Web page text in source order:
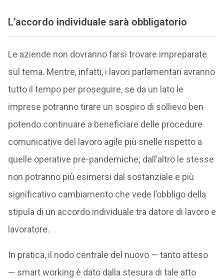
L’accordo individuale sarà obbligatorio
Le aziende non dovranno farsi trovare impreparate
sul tema. Mentre, infatti, i lavori parlamentari avranno
tutto il tempo per proseguire, se da un lato le
imprese potranno tirare un sospiro di sollievo ben
potendo continuare a beneficiare delle procedure
comunicative del lavoro agile più snelle rispetto a
quelle operative pre-pandemiche; dall’altro le stesse
non potranno più esimersi dal sostanziale e più
significativo cambiamento che vede l’obbligo della
stipula di un accordo individuale tra datore di lavoro e
lavoratore.
In pratica, il nodo centrale del nuovo — tanto atteso
— smart working è dato dalla stesura di tale atto